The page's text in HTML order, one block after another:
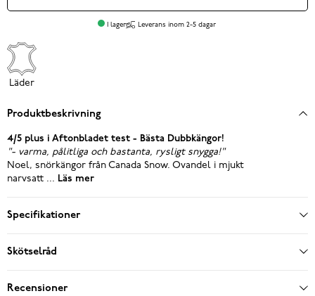
I lager Leverans inom 2-5 dagar
Läder
Produktbeskrivning
4/5 plus i Aftonbladet test - Bästa Dubbkängor!
"- varma, pålitliga och bastanta, rysligt snygga!"
Noel, snörkängor från Canada Snow. Ovandel i mjukt
narvsatt ... Läs mer
Specifikationer
Skötselråd
Recensioner